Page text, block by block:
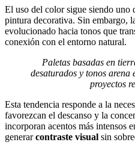
El uso del color sigue siendo uno
pintura decorativa. Sin embargo,
evolucionado hacia tonos que
conexión con el entorno natural.
Paletas basadas en
desaturados y tonos arena
proyectos
Esta tendencia responde a la
favorezcan el descanso y la
incorporan acentos más intensos
generarcontraste visual sin